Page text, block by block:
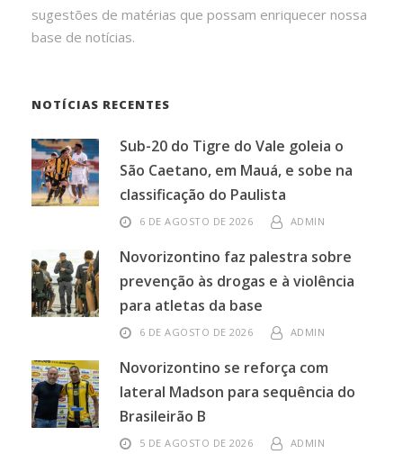
sugestões de matérias que possam enriquecer nossa
base de notícias.
NOTÍCIAS RECENTES
Sub-20 do Tigre do Vale goleia o
São Caetano, em Mauá, e sobe na
classificação do Paulista
6 DE AGOSTO DE 2026 ADMIN
Novorizontino faz palestra sobre
prevenção às drogas e à violência
para atletas da base
6 DE AGOSTO DE 2026 ADMIN
Novorizontino se reforça com
lateral Madson para sequência do
Brasileirão B
5 DE AGOSTO DE 2026 ADMIN